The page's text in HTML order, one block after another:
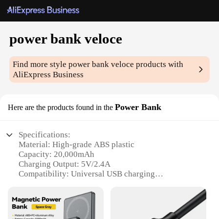
power bank veloce
Find more stylepower bank veloce products with
AliExpress Business
Here are the products found in the Power Bank
Specifications:
Material: High-grade ABS plastic
Capacity: 20,000mAh
Charging Output: 5V/2.4A
Compatibility: Universal USB charging
Dimensions: 140mm x 70mm x 20mm
Features: